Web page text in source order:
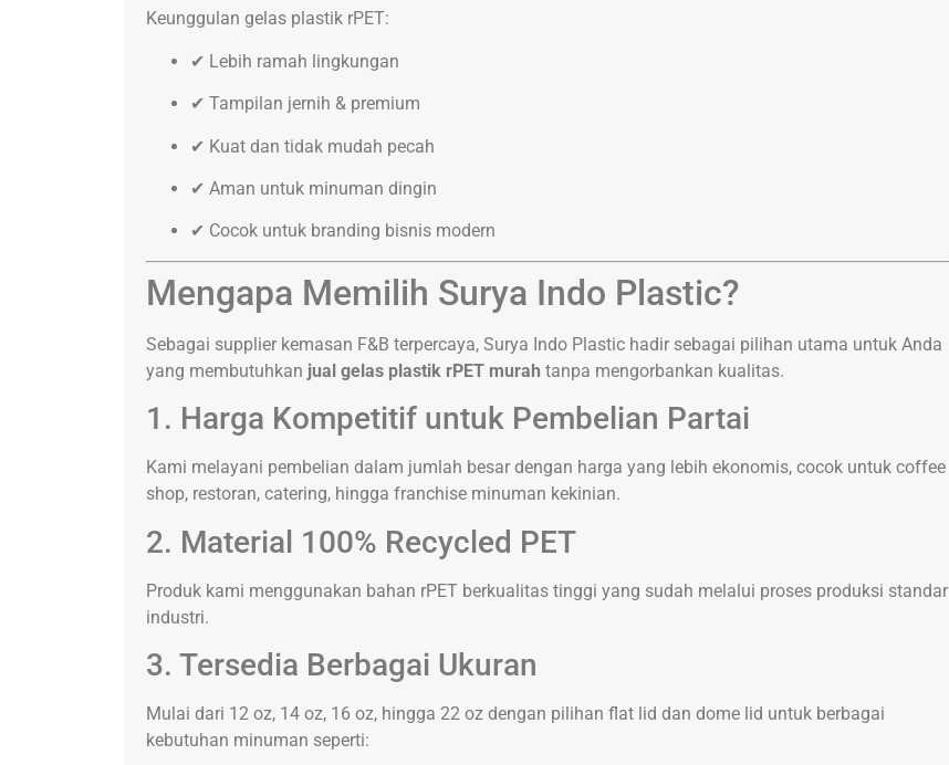
Keunggulan gelas plastik rPET:
✔ Lebih ramah lingkungan
✔ Tampilan jernih & premium
✔ Kuat dan tidak mudah pecah
✔ Aman untuk minuman dingin
✔ Cocok untuk branding bisnis modern
Mengapa Memilih Surya Indo Plastic?
Sebagai supplier kemasan F&B terpercaya, Surya Indo Plastic hadir sebagai pilihan utama untuk Anda
yang membutuhkan jual gelas plastik rPET murah tanpa mengorbankan kualitas.
1. Harga Kompetitif untuk Pembelian Partai
Kami melayani pembelian dalam jumlah besar dengan harga yang lebih ekonomis, cocok untuk coffee
shop, restoran, catering, hingga franchise minuman kekinian.
2. Material 100% Recycled PET
Produk kami menggunakan bahan rPET berkualitas tinggi yang sudah melalui proses produksi standar
industri.
3. Tersedia Berbagai Ukuran
Mulai dari 12 oz, 14 oz, 16 oz, hingga 22 oz dengan pilihan flat lid dan dome lid untuk berbagai
kebutuhan minuman seperti: